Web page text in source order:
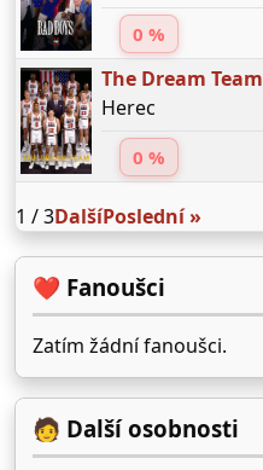
0 %
The Dream Team
Herec
0 %
1 / 3DalšíPoslední »
❤️ Fanoušci
Zatím žádní fanoušci.
🧑 Další osobnosti